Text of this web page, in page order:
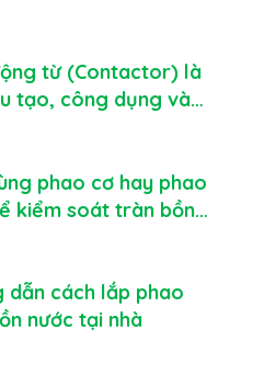
từ (Contactor) là
tạo, công dụng và
phao cơ hay phao
kiểm soát tràn bồn
dẫn cách lắp phao
nước tại nhà